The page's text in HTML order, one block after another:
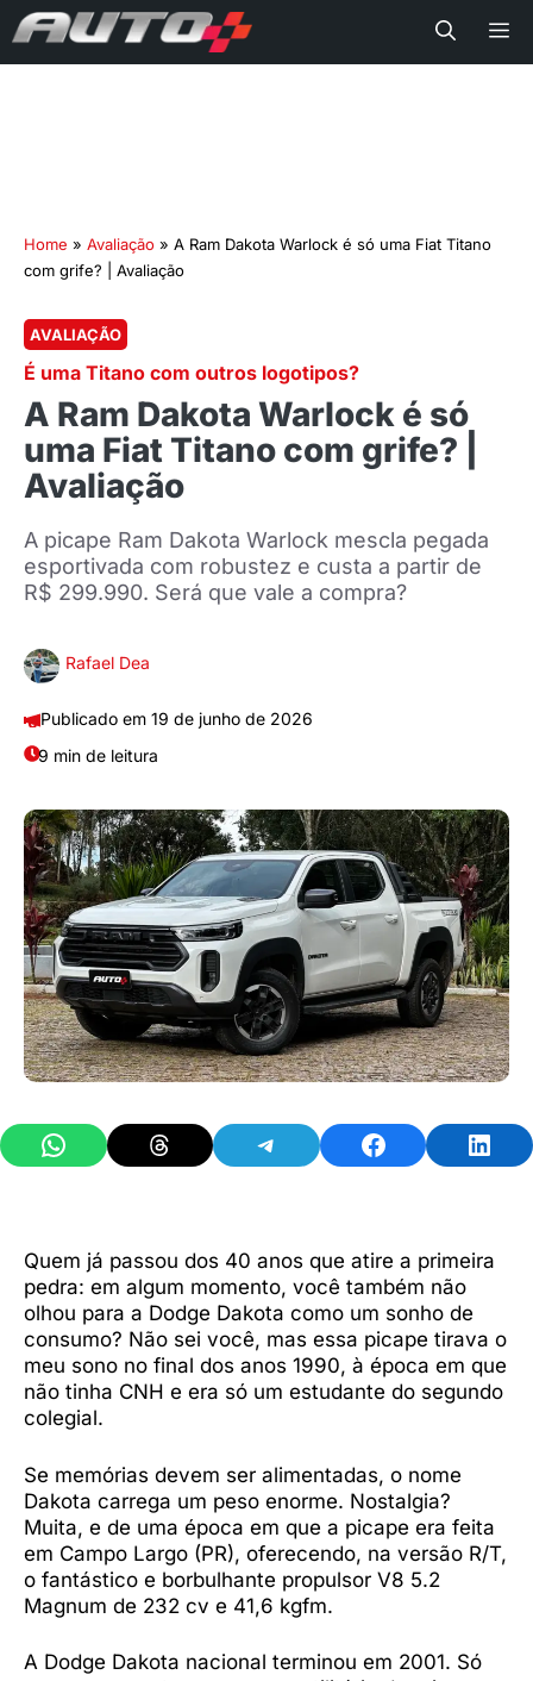
Home » Avaliação » A Ram Dakota Warlock é só uma Fiat Titano
com grife? | Avaliação
AVALIAÇÃO
É uma Titano com outros logotipos?
A Ram Dakota Warlock é só
uma Fiat Titano com grife? |
Avaliação
A picape Ram Dakota Warlock mescla pegada
esportivada com robustez e custa a partir de
R$ 299.990. Será que vale a compra?
Rafael Dea
19 de junho de 2026
9 min de leitura
Share on WhatsAppShare on ThreadsShare on TelegramShare on Facebook
Quem já passou dos 40 anos que atire a primeira
pedra: em algum momento, você também não
olhou para a Dodge Dakota como um sonho de
consumo? Não sei você, mas essa picape tirava o
meu sono no final dos anos 1990, à época em que
não tinha CNH e era só um estudante do segundo
colegial.
Se memórias devem ser alimentadas, o nome
Dakota carrega um peso enorme. Nostalgia?
Muita, e de uma época em que a picape era feita
em Campo Largo (PR), oferecendo, na versão R/T,
o fantástico e borbulhante propulsor V8 5.2
Magnum de 232 cv e 41,6 kgfm.
A Dodge Dakota nacional terminou em 2001. Só